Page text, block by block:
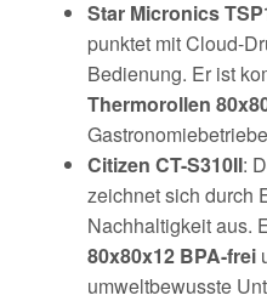
Star Micronics
punktet mit Cloud-
Bedienung. Er ist
Thermorollen
Citizen CT-S310II:
zeichnet sich durch
Nachhaltigkeit aus.
80x80x12 BPA-frei
umweltbewusste